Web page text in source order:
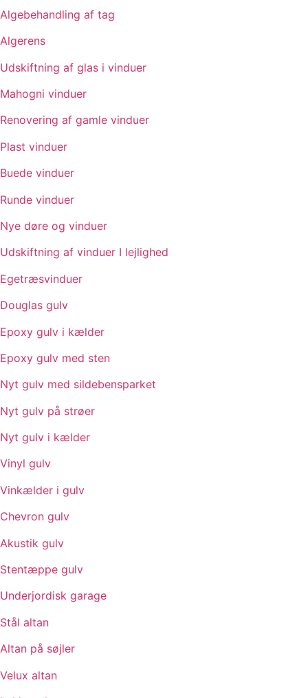
Algebehandling af tag
Algerens
Udskiftning af glas i vinduer
Mahogni vinduer
Renovering af gamle vinduer
Plast vinduer
Buede vinduer
Runde vinduer
Nye døre og vinduer
Udskiftning af vinduer I lejlighed
Egetræsvinduer
Douglas gulv
Epoxy gulv i kælder
Epoxy gulv med sten
Nyt gulv med sildebensparket
Nyt gulv på strøer
Nyt gulv i kælder
Vinyl gulv
Vinkælder i gulv
Chevron gulv
Akustik gulv
Stentæppe gulv
Underjordisk garage
Stål altan
Altan på søjler
Velux altan